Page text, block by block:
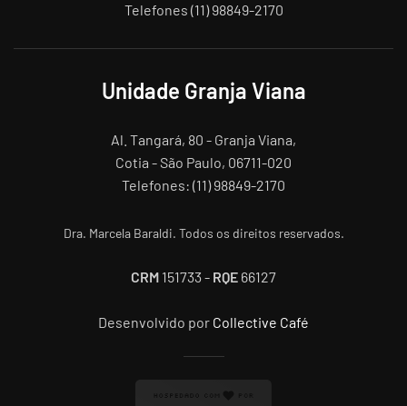
Telefones (11) 98849-2170
Unidade Granja Viana
Al. Tangará, 80 - Granja Viana,
Cotia - São Paulo, 06711-020
Telefones: (11) 98849-2170
Dra. Marcela Baraldi. Todos os direitos reservados.
CRM 151733 - RQE 66127
Desenvolvido por Collective Café